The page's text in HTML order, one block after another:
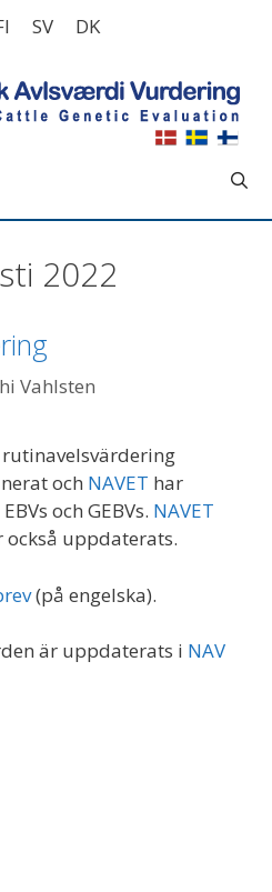
SV DK
2022
Vahlsten
och NAVET har
och GEBVs. NAVET
också uppdaterats.
(på engelska).
är uppdaterats i NAV